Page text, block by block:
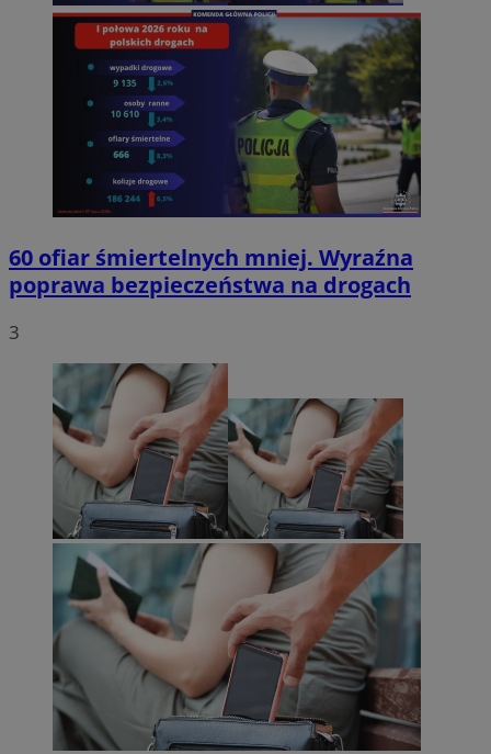
60 ofiar śmiertelnych mniej. Wyraźna
poprawa bezpieczeństwa na drogach
3